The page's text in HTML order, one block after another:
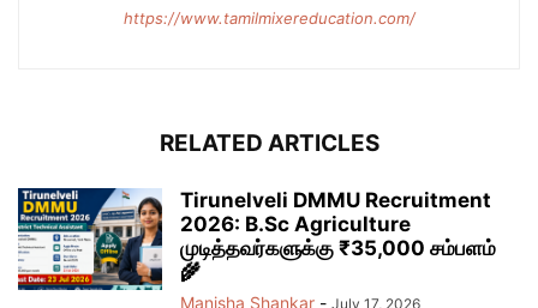
https://www.tamilmixereducation.com/
RELATED ARTICLES
Tirunelveli DMMU Recruitment
2026: B.Sc Agriculture
முடித்தவர்களுக்கு ₹35,000 சம்பளம்
🌾
Manisha Shankar - July 17, 2026